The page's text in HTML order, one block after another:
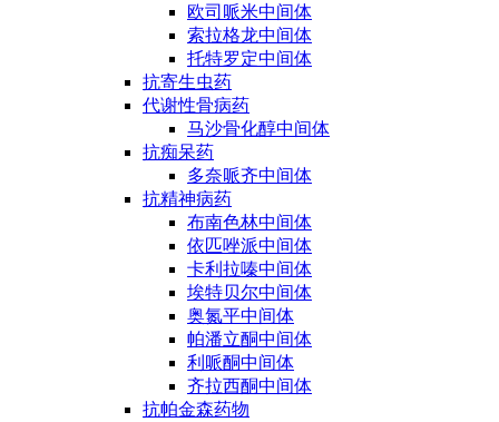
欧司哌米中间体
索拉格龙中间体
托特罗定中间体
抗寄生虫药
代谢性骨病药
马沙骨化醇中间体
抗痴呆药
多奈哌齐中间体
抗精神病药
布南色林中间体
依匹唑派中间体
卡利拉嗪中间体
埃特贝尔中间体
奥氮平中间体
帕潘立酮中间体
利哌酮中间体
齐拉西酮中间体
抗帕金森药物